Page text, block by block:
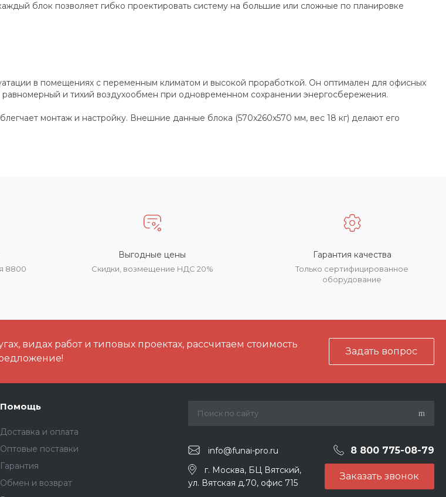
блок позволяет гибко проектировать систему на большие или сложные по планировке
в помещениях с переменным климатом и высокой проработкой. Он оптимален для офисных
равномерный и тихий воздухообмен при одновременном сохранении энергосбережения.
монтаж и настройку. Внешние данные блока (570x260x570 мм, вес 18 кг) делают его
8800
Выгодные цены
Скидки, возмещение НДС 20%
Гарантия качества
Только сертифицированное
оборудование
видах работ и типовых проектах, рассчитаем стоимость
Задать вопрос
Помощь
Доставка и оплата
Оптовые поставки
Гарантия
Обмен и возврат
info@funai-pro.ru 8 800 775-08-79
г. Москва, БЦ Вятский,
ул. Вятская д.70, офис 715
Заказать звонок